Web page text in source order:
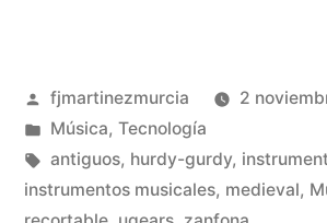
(parte
I)»
Publicado
por
fjmartinezmurcia
2
Publicado
en
Música, Tecnología
Etiquetas:
antiguos, hurdy-gurdy,
instrumentos musicales, medieval,